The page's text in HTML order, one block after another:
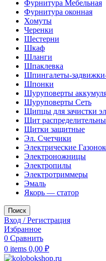
Фурнитура Мебельная
Фурнитура оконная
Хомуты
Черенки
Шестерни
Шкаф
Шланги
Шпаклевка
Шпингалеты-
Шпонки
Шуруповерты
Шуруповерты Сеть
Щипцы для зачистки
Щит
Щитки защитные
Эл. Счетчики
Электрические
Электроножницы
Электропилы
Электротриммеры
Эмаль
Якорь — статор
Поиск
Вход / Регистрация
Избранное
0 Сравнить
0 items 0,00 ₽